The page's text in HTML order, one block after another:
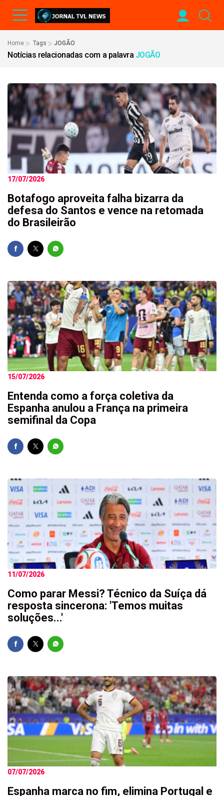
Home Tags JOGÃO
Notícias relacionadas com a palavra JOGÃO
17/07/2026
Botafogo aproveita falha bizarra da
defesa do Santos e vence na retomada
do Brasileirão
15/07/2026
Entenda como a força coletiva da
Espanha anulou a França na primeira
semifinal da Copa
11/07/2026
Como parar Messi? Técnico da Suíça dá
resposta sincerona: 'Temos muitas
soluções...'
07/07/2026
Espanha marca no fim, elimina Portugal e